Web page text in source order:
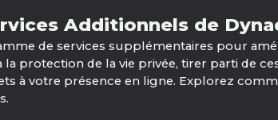
Additionnels de
de services supplémentaires pour
protection de la vie privée, tirer parti de
à votre présence en ligne. Explorez